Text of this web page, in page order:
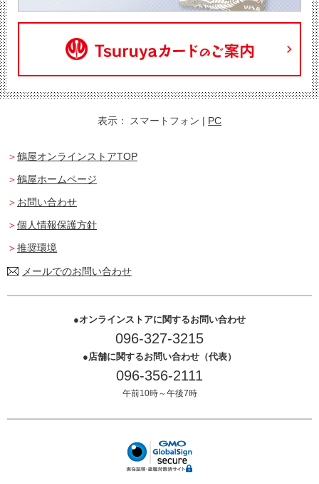
表示： スマートフォン | PC
鶴屋オンラインストアTOP
鶴屋ホームページ
お問い合わせ
個人情報保護方針
推奨環境
メールでのお問い合わせ
オンラインストアに関するお問い合わせ
096-327-3215
店舗に関するお問い合わせ（代表）
096-356-2111
午前10時～午後7時